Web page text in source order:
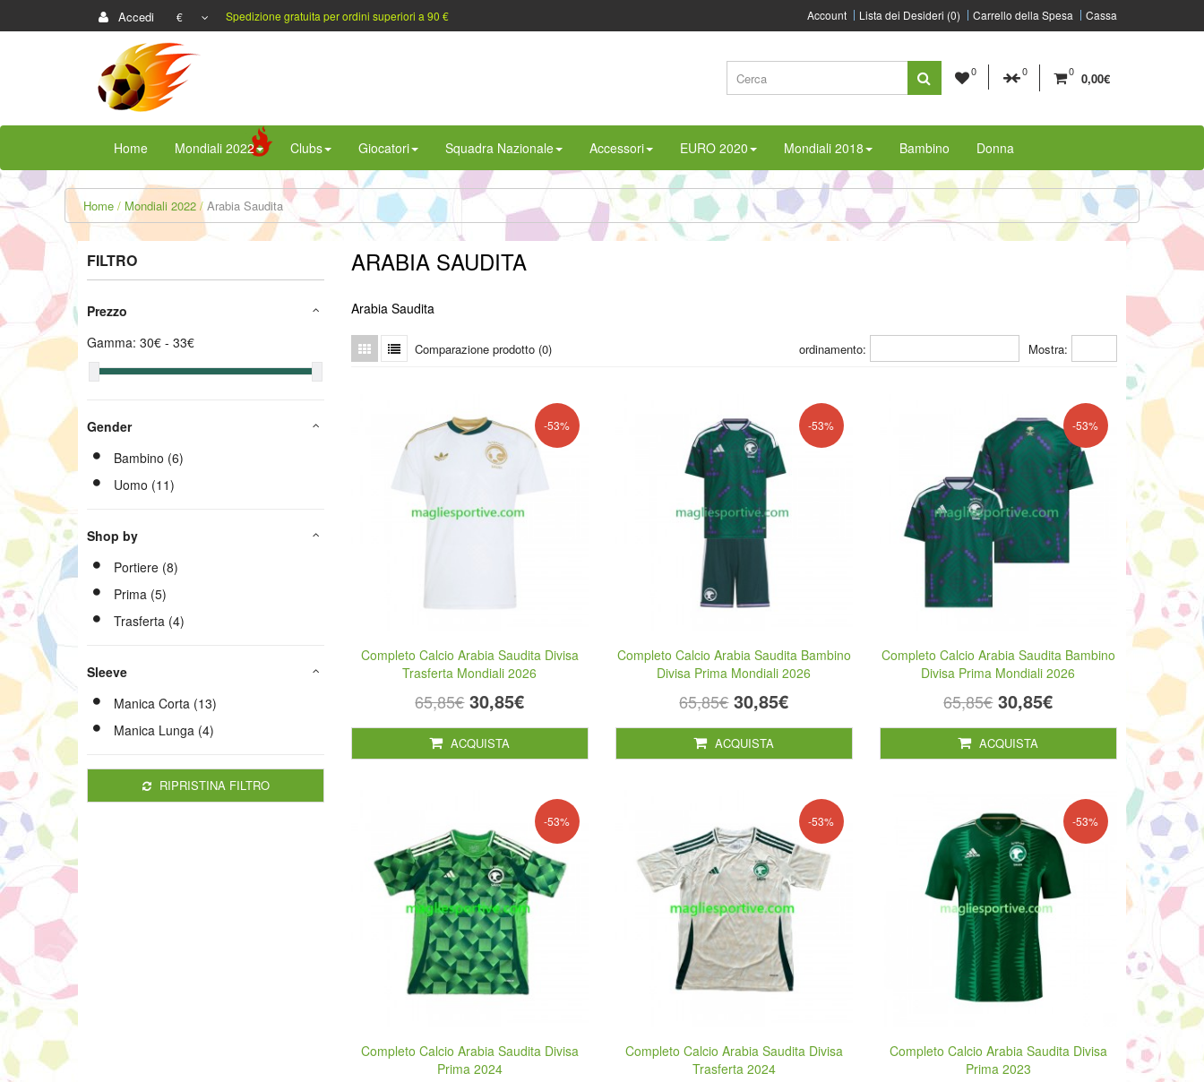
Accedi € Spedizione gratuita per ordini superiori a 90 € Account Lista dei Desideri (0) Carrello della Spesa Cassa
0 0 0 0,00€
Home Mondiali 2022 Clubs Giocatori Squadra Nazionale Accessori EURO 2020 Mondiali 2018 Bambino Donna
Home Mondiali 2022 Arabia Saudita
FILTRO
Prezzo
Gamma: 30€ - 33€
Gender
Bambino (6)
Uomo (11)
Shop by
Portiere (8)
Prima (5)
Trasferta (4)
Sleeve
Manica Corta (13)
Manica Lunga (4)
RIPRISTINA FILTRO
ARABIA SAUDITA
Arabia Saudita
Mostra:
ordinamento:
Comparazione prodotto (0)
-53%
Completo Calcio Arabia Saudita Divisa
Trasferta Mondiali 2026
65,85€ 30,85€
ACQUISTA
-53%
Completo Calcio Arabia Saudita Bambino
Divisa Prima Mondiali 2026
65,85€ 30,85€
ACQUISTA
-53%
Completo Calcio Arabia Saudita Bambino
Divisa Prima Mondiali 2026
65,85€ 30,85€
ACQUISTA
-53%
Completo Calcio Arabia Saudita Divisa
Prima 2024
-53%
Completo Calcio Arabia Saudita Divisa
Trasferta 2024
-53%
Completo Calcio Arabia Saudita Divisa
Prima 2023